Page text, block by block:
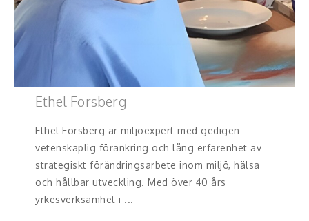
Hälsa, friskvård
Innovation, kreativitet, entreprenörskap,
intraprenörskap
Kommunikation och media
Miljö, hållbar utveckling
Målsättning, motivation, attityd
Ethel Forsberg
Ethel Forsberg är miljöexpert med gedigen
vetenskaplig förankring och lång erfarenhet av
strategiskt förändringsarbete inom miljö, hälsa
och hållbar utveckling. Med över 40 års
yrkesverksamhet i ...